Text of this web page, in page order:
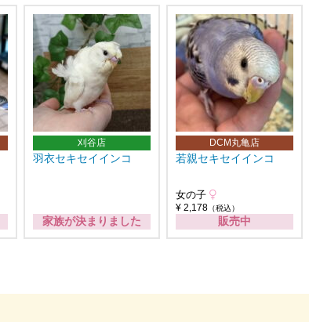
刈谷店
羽衣セキセイインコ
家族が決まりました
DCM丸亀店
若親セキセイインコ
女の子
¥ 2,178 （税込）
販売中